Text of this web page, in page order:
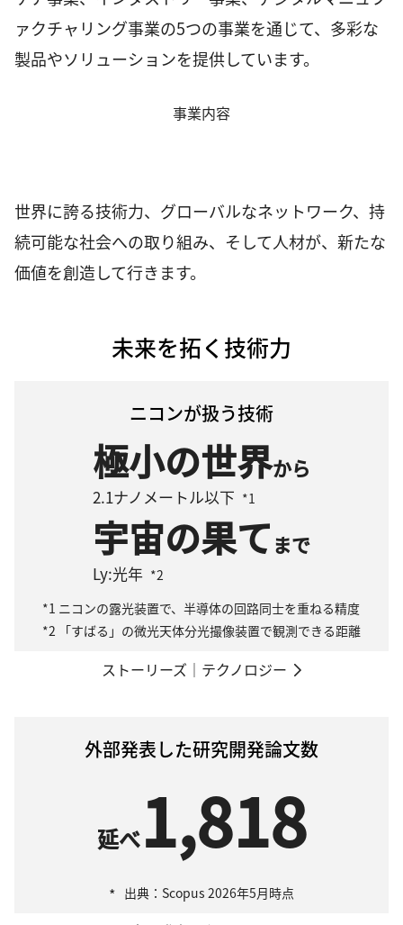
ァクチャリング事業の5つの事業を通じて、多彩な
製品やソリューションを提供しています。
事業内容
世界に誇る技術力、グローバルなネットワーク、持
続可能な社会への取り組み、そして人材が、新たな
価値を創造して行きます。
未来を拓く技術力
ニコンが扱う技術
極小の世界から
2.1ナノメートル以下 *1
宇宙の果て まで
Ly:光年 *2
*1 ニコンの露光装置で、半導体の回路同士を重ねる精度
*2
「すばる」の微光天体分光撮像装置で観測できる距離
ストーリーズ｜テクノロジー
外部発表した研究開発論文数
延べ1,818
* 出典：Scopus 2026年5月時点